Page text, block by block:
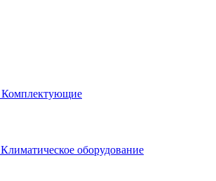
Комплектующие
Климатическое оборудование